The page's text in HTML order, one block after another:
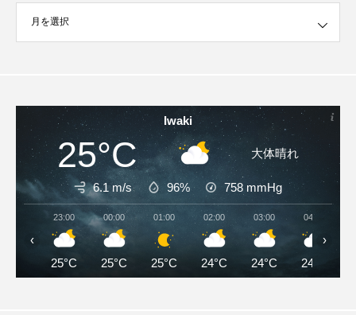
ブ
Iwaki
25°C 大体晴れ
6.1 m/s 96% 758 mmHg
23:00
25°C
00:00
25°C
01:00
25°C
02:00
24°C
03:00
24°C
04:00
24°C
‹ ›